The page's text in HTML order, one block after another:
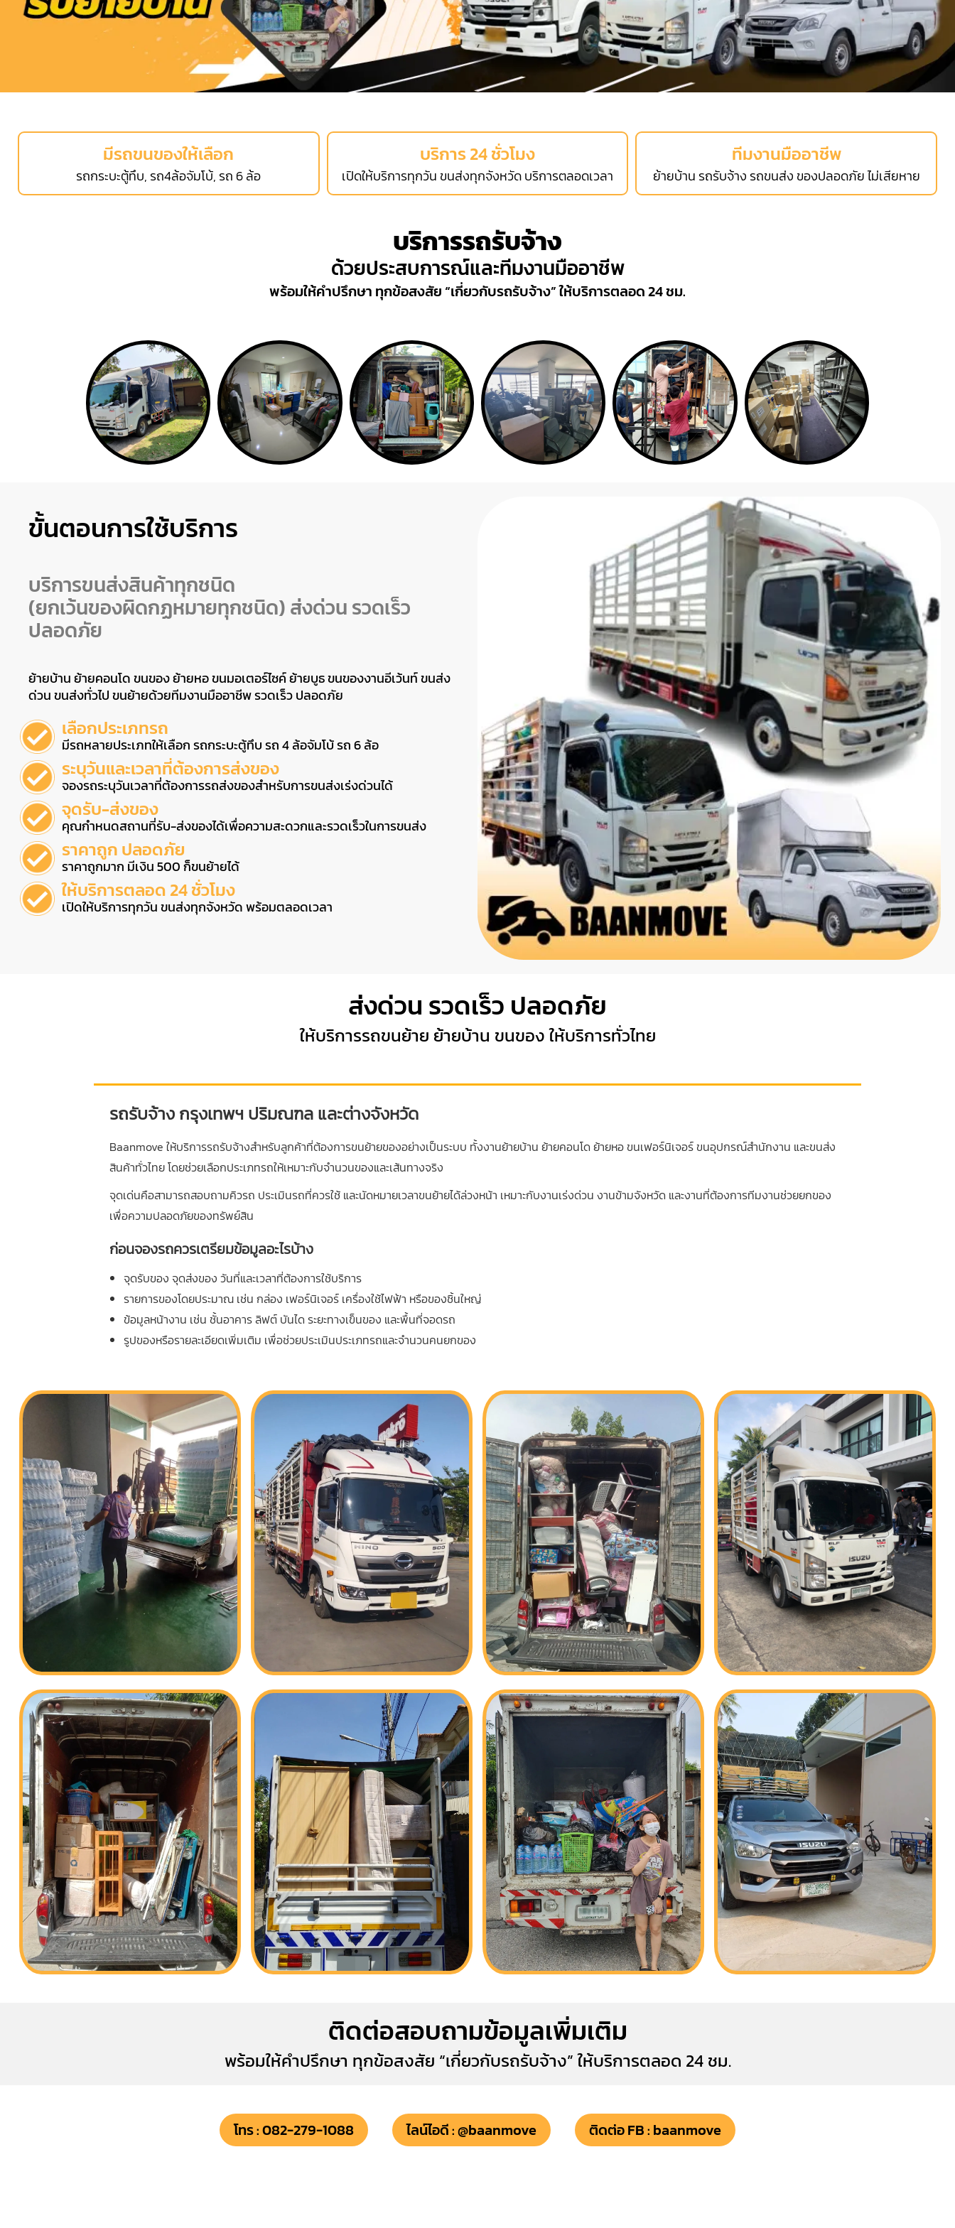
มีรถขนของให้เลือก
รถกระบะตู้ทึบ, รถ4ล้อจัมโบ้, รถ 6 ล้อ
บริการ 24 ชั่วโมง
เปิดให้บริการทุกวัน ขนส่งทุกจังหวัด บริการตลอดเวลา
ทีมงานมืออาชีพ
ย้ายบ้าน รถรับจ้าง รถขนส่ง ของปลอดภัย ไม่เสียหาย
บริการรถรับจ้าง
ด้วยประสบการณ์และทีมงานมืออาชีพ
พร้อมให้คำปรึกษา ทุกข้อสงสัย “เกี่ยวกับรถรับจ้าง” ให้บริการตลอด 24 ชม.
ขั้นตอนการใช้บริการ
บริการขนส่งสินค้าทุกชนิด
(ยกเว้นของผิดกฏหมายทุกชนิด) ส่งด่วน รวดเร็ว
ปลอดภัย
ย้ายบ้าน ย้ายคอนโด ขนของ ย้ายหอ ขนมอเตอร์ไซค์ ย้ายบูธ ขนของงานอีเว้นท์ ขนส่ง
ด่วน ขนส่งทั่วไป ขนย้ายด้วยทีมงานมืออาชีพ รวดเร็ว ปลอดภัย
เลือกประเภทรถ
มีรถหลายประเภทให้เลือก รถกระบะตู้ทึบ รถ 4 ล้อจัมโบ้ รถ 6 ล้อ
ระบุวันและเวลาที่ต้องการส่งของ
จองรถระบุวันเวลาที่ต้องการรถส่งของสำหรับการขนส่งเร่งด่วนได้
จุดรับ-ส่งของ
คุณกำหนดสถานที่รับ-ส่งของได้เพื่อความสะดวกและรวดเร็วในการขนส่ง
ราคาถูก ปลอดภัย
ราคาถูกมาก มีเงิน 500 ก็ขนย้ายได้
ให้บริการตลอด 24 ชั่วโมง
เปิดให้บริการทุกวัน ขนส่งทุกจังหวัด พร้อมตลอดเวลา
ส่งด่วน รวดเร็ว ปลอดภัย
ให้บริการรถขนย้าย ย้ายบ้าน ขนของ ให้บริการทั่วไทย
รถรับจ้าง กรุงเทพฯ ปริมณฑล และต่างจังหวัด
Baanmove ให้บริการรถรับจ้างสำหรับลูกค้าที่ต้องการขนย้ายของอย่างเป็นระบบ ทั้งงานย้ายบ้าน ย้ายคอนโด ย้ายหอ ขนเฟอร์นิเจอร์ ขนอุปกรณ์สำนักงาน และขนส่ง
สินค้าทั่วไทย โดยช่วยเลือกประเภทรถให้เหมาะกับจำนวนของและเส้นทางจริง
จุดเด่นคือสามารถสอบถามคิวรถ ประเมินรถที่ควรใช้ และนัดหมายเวลาขนย้ายได้ล่วงหน้า เหมาะกับงานเร่งด่วน งานข้ามจังหวัด และงานที่ต้องการทีมงานช่วยยกของ
เพื่อความปลอดภัยของทรัพย์สิน
ก่อนจองรถควรเตรียมข้อมูลอะไรบ้าง
จุดรับของ จุดส่งของ วันที่และเวลาที่ต้องการใช้บริการ
รายการของโดยประมาณ เช่น กล่อง เฟอร์นิเจอร์ เครื่องใช้ไฟฟ้า หรือของชิ้นใหญ่
ข้อมูลหน้างาน เช่น ชั้นอาคาร ลิฟต์ บันได ระยะทางเข็นของ และพื้นที่จอดรถ
รูปของหรือรายละเอียดเพิ่มเติม เพื่อช่วยประเมินประเภทรถและจำนวนคนยกของ
ติดต่อสอบถามข้อมูลเพิ่มเติม
พร้อมให้คำปรึกษา ทุกข้อสงสัย “เกี่ยวกับรถรับจ้าง” ให้บริการตลอด 24 ชม.
โทร : 082-279-1088 ไลน์ไอดี : @baanmove ติดต่อ FB : baanmove